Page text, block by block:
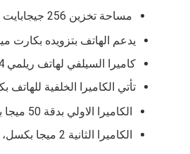
مساحة تخزين 256 جيجابايت ، ذاكرة عشوائية 8 جيجا رام.
يدعم الهاتف بتزويده بكارت
كاميرا السيلفي لهاتف ريلمي 14 تي تأتي بدقة 16 ميجا بكسل و فتحة عدسة
تأتي الكاميرا الخلفية للهاتف
الكاميرا الاولي بدقة 50 ميجا بكسل وفتحة عدسة
الكاميرا الثانية 2 ميجا بكسل، وفتحة عدسة